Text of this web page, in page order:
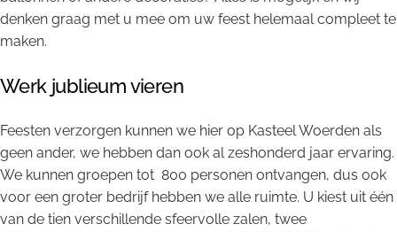
denken graag met u mee om uw feest helemaal compleet te
maken.
Werk jublieum vieren
Feesten verzorgen kunnen we hier op Kasteel Woerden als
geen ander, we hebben dan ook al zeshonderd jaar ervaring.
We kunnen groepen tot 800 personen ontvangen, dus ook
voor een groter bedrijf hebben we alle ruimte. U kiest uit één
van de tien verschillende sfeervolle zalen, twee